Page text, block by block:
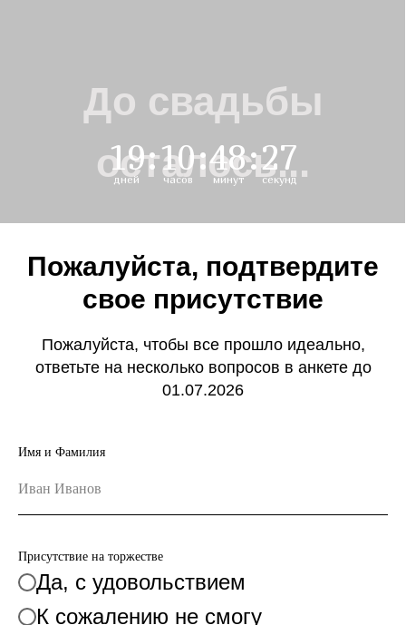
До свадьбы
осталось...
19
дней
:10
часов
:48
минут
:26
секунд
Пожалуйста, подтвердите
свое присутствие
Пожалуйста, чтобы все прошло идеально,
ответьте на несколько вопросов в анкете до
01.07.2026
Имя и Фамилия
Присутствие на торжестве
Да, с удовольствием
К сожалению не смогу